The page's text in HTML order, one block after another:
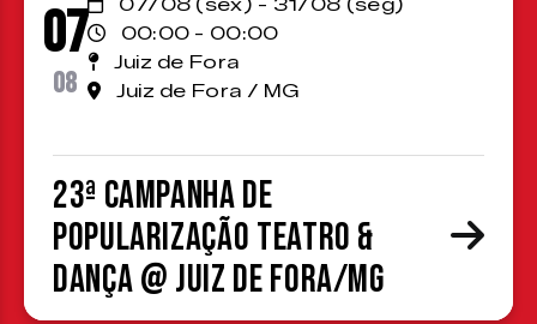
07
08
07/08 (sex) - 31/08 (seg)
00:00 - 00:00
Juiz de Fora
Juiz de Fora / MG
23ª Campanha de
Popularização Teatro &
Dança @ Juiz de Fora/MG